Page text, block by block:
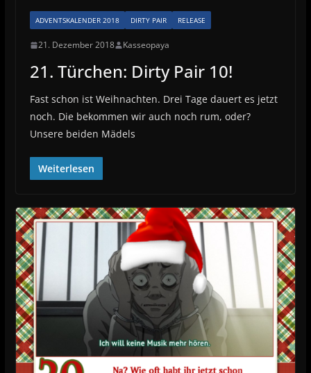
ADVENTSKALENDER 2018 DIRTY PAIR RELEASE
21. Dezember 2018 Kasseopaya
21. Türchen: Dirty Pair 10!
Fast schon ist Weihnachten. Drei Tage dauert es jetzt
noch. Die bekommen wir auch noch rum, oder?
Unsere beiden Mädels
Weiterlesen